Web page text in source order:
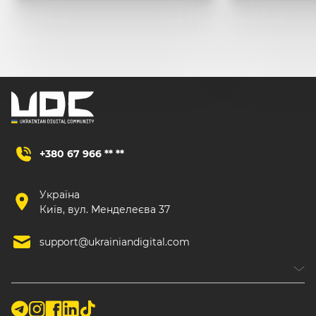
+380 67 966 ** **
Україна
Київ, вул. Менделеєва 37
support@ukrainiandigital.com